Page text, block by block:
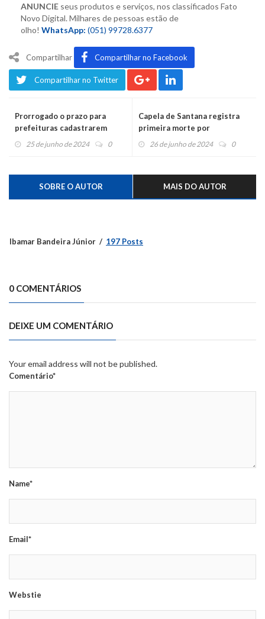
ANUNCIE seus produtos e serviços, nos classificados Fato
Novo Digital. Milhares de pessoas estão de
olho! WhatsApp: (051) 99728.6377
Compartilhar Compartilhar no Facebook
Compartilhar no Twitter
Prorrogado o prazo para
prefeituras cadastrarem
novas famílias no Auxílio
25 de junho de 2024 0
Capela de Santana registra
primeira morte por
leptospirose na região desde
26 de junho de 2024 0
SOBRE O AUTOR MAIS DO AUTOR
Ibamar Bandeira Júnior 197 Posts
0 COMENTÁRIOS
DEIXE UM COMENTÁRIO
Your email address will not be published.
Comentário*
Name*
Email*
Webstie